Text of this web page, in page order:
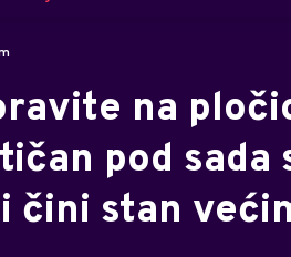
na
pod sada
čini stan